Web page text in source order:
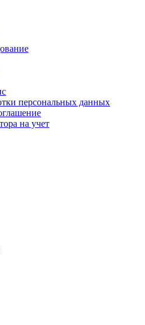
персональных данных
на учет